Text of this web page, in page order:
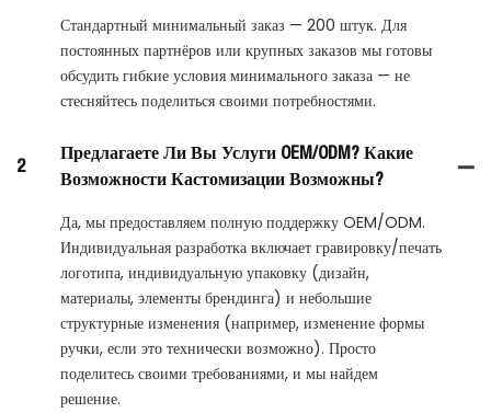
Стандартный минимальный заказ — 200 штук. Для
постоянных партнёров или крупных заказов мы готовы
обсудить гибкие условия минимального заказа — не
стесняйтесь поделиться своими потребностями.
2
Предлагаете Ли Вы Услуги OEM/ODM? Какие
Возможности Кастомизации Возможны?
Да, мы предоставляем полную поддержку OEM/ODM.
Индивидуальная разработка включает гравировку/печать
логотипа, индивидуальную упаковку (дизайн,
материалы, элементы брендинга) и небольшие
структурные изменения (например, изменение формы
ручки, если это технически возможно). Просто
поделитесь своими требованиями, и мы найдем
решение.